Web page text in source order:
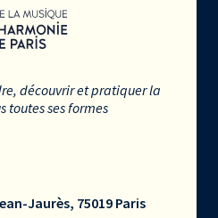
découvrir et pratiquer la
toutes ses formes
Jaurès, 75019 Paris